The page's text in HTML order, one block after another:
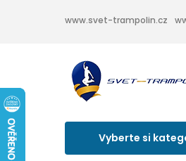
www.svet-trampolin.cz
Vyberte si